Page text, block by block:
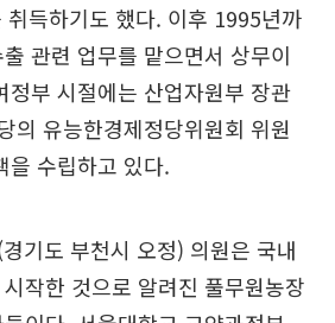
취득하기도 했다. 이후 1995년까
관련 업무를 맡으면서 상무이
정부 시절에는 산업자원부 장관
의 유능한경제정당위원회 위원
을 수립하고 있다.
기도 부천시 오정) 의원은 국내
작한 것으로 알려진 풀무원농장